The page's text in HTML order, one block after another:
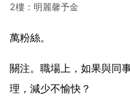
2樓：明麗馨予金
萬粉絲。
關注。職場上，如果與同
理，減少不愉快？